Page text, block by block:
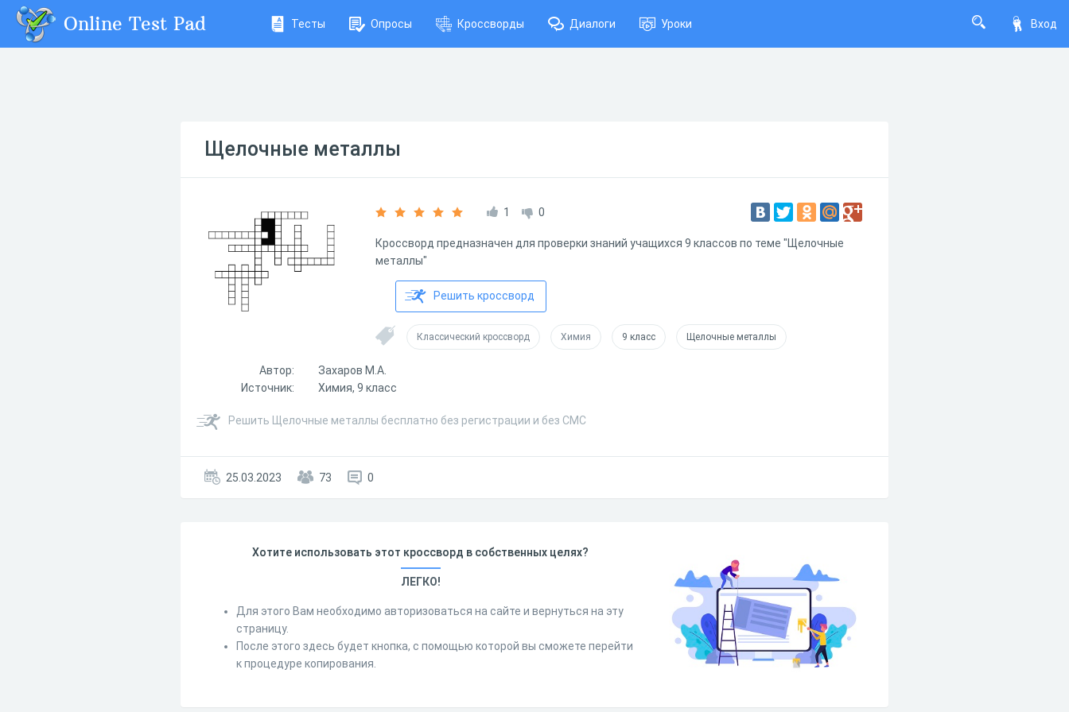
Вход
Online Test Pad Тесты Опросы Кроссворды Диалоги Уроки
Щелочные металлы
1 0
Кроссворд предназначен для проверки знаний учащихся 9 классов по теме "Щелочные
металлы"
Решить кроссворд
Классический кроссворд Химия 9 класс Щелочные металлы
Автор:
Захаров М.А.
Источник:
Химия, 9 класс
Решить Щелочные металлы бесплатно без регистрации и без СМС
25.03.2023 73 0
Хотите использовать этот кроссворд в собственных целях?
ЛЕГКО!
Для этого Вам необходимо авторизоваться на сайте и вернуться на эту
страницу.
После этого здесь будет кнопка, с помощью которой вы сможете перейти
к процедуре копирования.